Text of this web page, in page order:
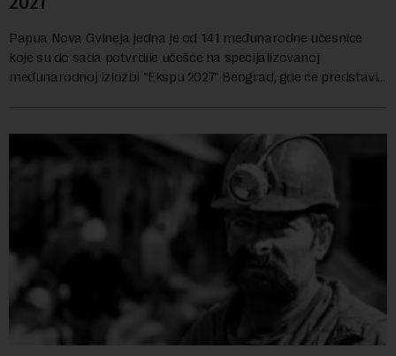
Papua Nova Gvineja jedna je od 141 međunarodne učesnice
koje su do sada potvrdile učešće na specijalizovanoj
međunarodnoj izložbi "Ekspu 2027" Beograd, gde će predstaviti